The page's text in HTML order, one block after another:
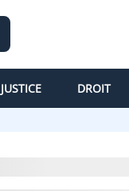
JUSTICE DROIT